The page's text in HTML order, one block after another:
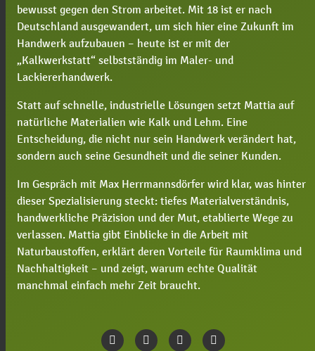
00:00 42:59
bewusst gegen den Strom arbeitet. Mit 18 ist er nach
Deutschland ausgewandert, um sich hier eine Zukunft im
Handwerk aufzubauen – heute ist er mit der
„Kalkwerkstatt“ selbstständig im Maler- und
Lackiererhandwerk.
Statt auf schnelle, industrielle Lösungen setzt Mattia auf
natürliche Materialien wie Kalk und Lehm. Eine
Entscheidung, die nicht nur sein Handwerk verändert hat,
sondern auch seine Gesundheit und die seiner Kunden.
Im Gespräch mit Max Herrmannsdörfer wird klar, was hinter
dieser Spezialisierung steckt: tiefes Materialverständnis,
handwerkliche Präzision und der Mut, etablierte Wege zu
verlassen. Mattia gibt Einblicke in die Arbeit mit
Naturbaustoffen, erklärt deren Vorteile für Raumklima und
Nachhaltigkeit – und zeigt, warum echte Qualität
manchmal einfach mehr Zeit braucht.